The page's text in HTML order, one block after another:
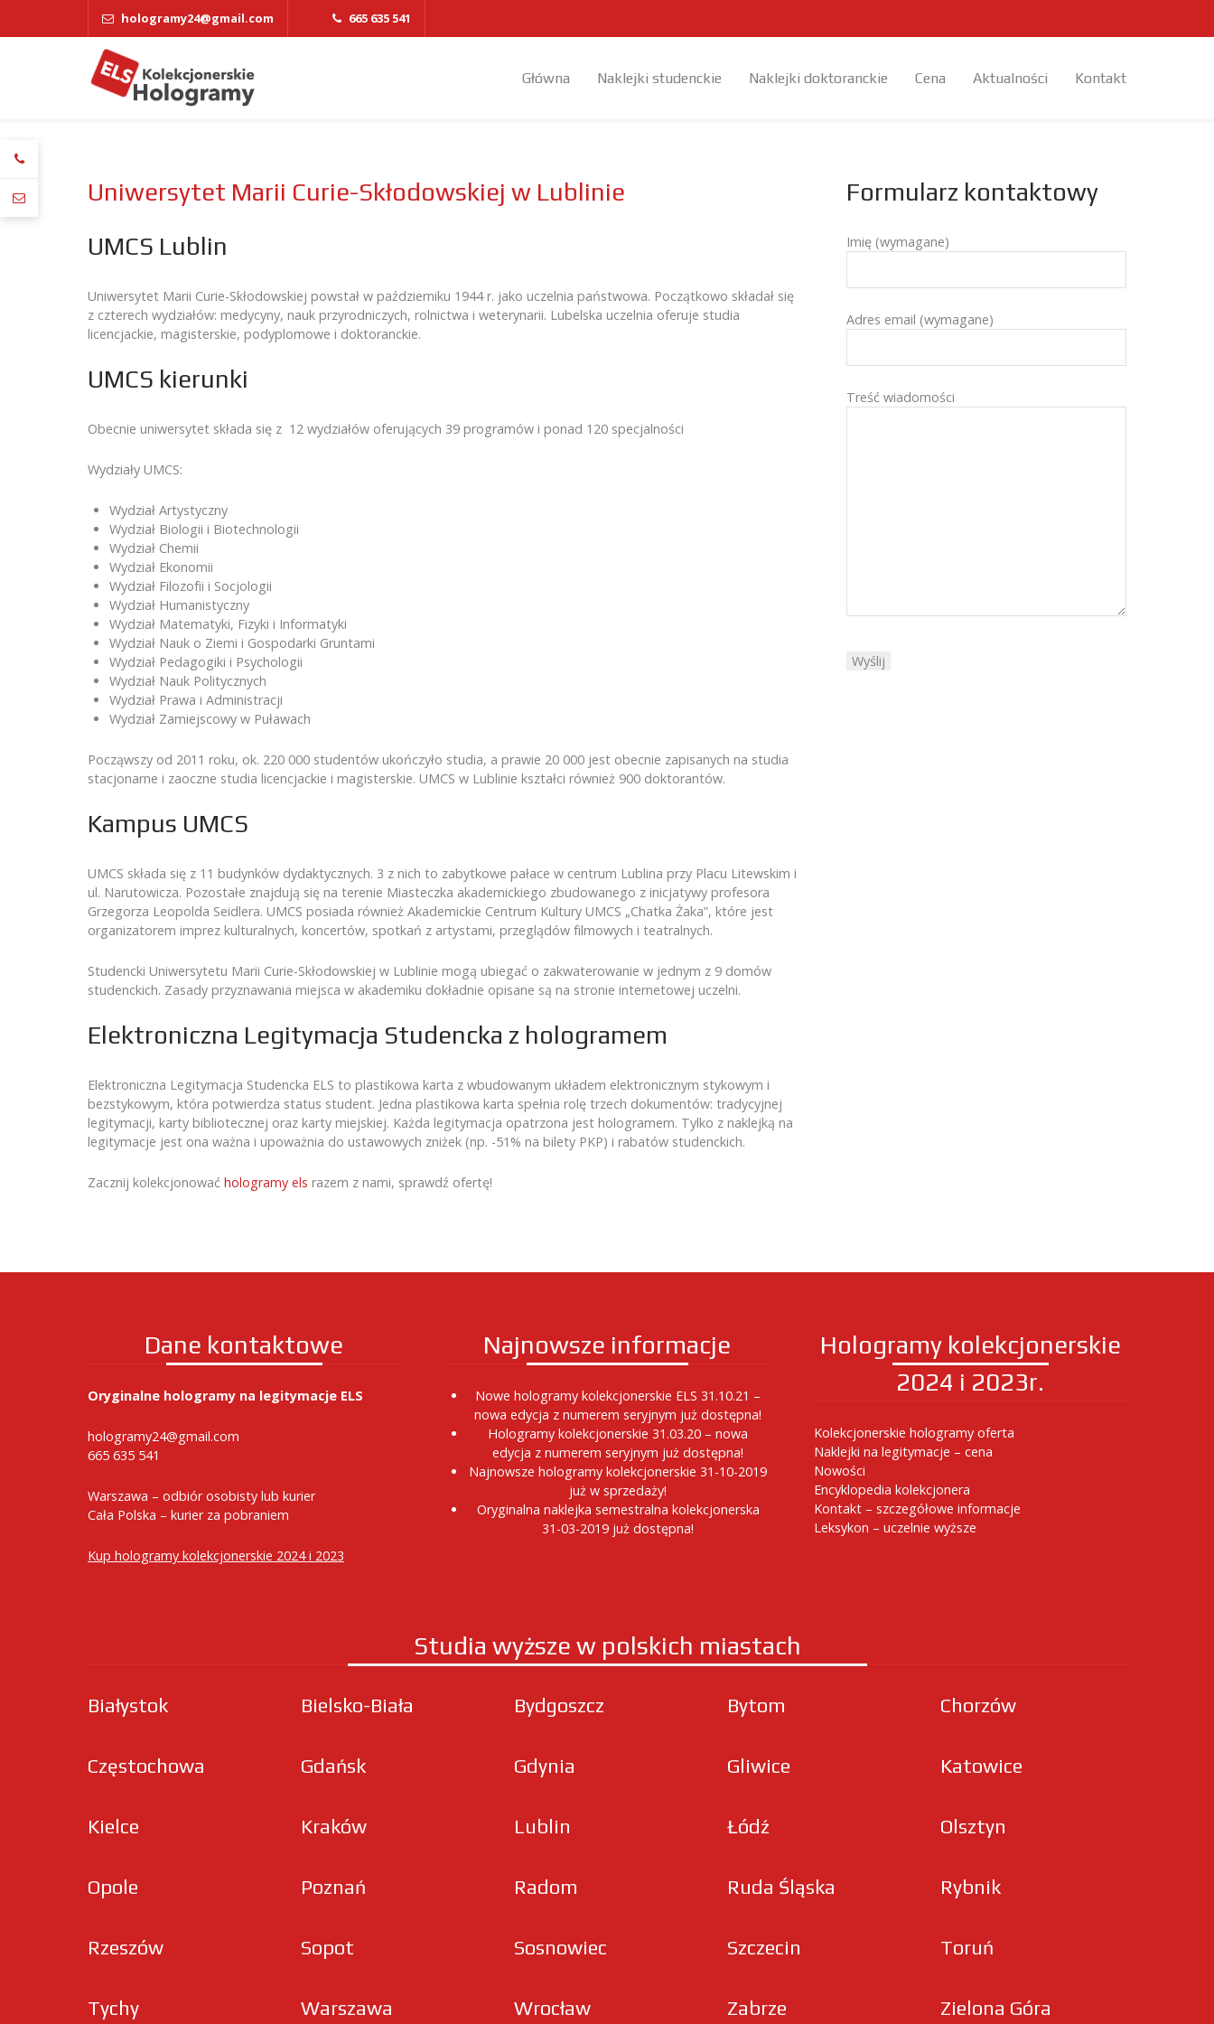
hologramy24@gmail.com 665 635 541
Główna Naklejki studenckie Naklejki doktoranckie Cena Aktualności Kontakt
Uniwersytet Marii Curie-Skłodowskiej w Lublinie
UMCS Lublin
Uniwersytet Marii Curie-Skłodowskiej powstał w październiku 1944 r. jako uczelnia państwowa. Początkowo składał się
z czterech wydziałów: medycyny, nauk przyrodniczych, rolnictwa i weterynarii. Lubelska uczelnia oferuje studia
licencjackie, magisterskie, podyplomowe i doktoranckie.
UMCS kierunki
Obecnie uniwersytet składa się z 12 wydziałów oferujących 39 programów i ponad 120 specjalności
Wydziały UMCS:
Wydział Artystyczny
Wydział Biologii i Biotechnologii
Wydział Chemii
Wydział Ekonomii
Wydział Filozofii i Socjologii
Wydział Humanistyczny
Wydział Matematyki, Fizyki i Informatyki
Wydział Nauk o Ziemi i Gospodarki Gruntami
Wydział Pedagogiki i Psychologii
Wydział Nauk Politycznych
Wydział Prawa i Administracji
Wydział Zamiejscowy w Puławach
Począwszy od 2011 roku, ok. 220 000 studentów ukończyło studia, a prawie 20 000 jest obecnie zapisanych na studia
stacjonarne i zaoczne studia licencjackie i magisterskie. UMCS w Lublinie kształci również 900 doktorantów.
Kampus UMCS
UMCS składa się z 11 budynków dydaktycznych. 3 z nich to zabytkowe pałace w centrum Lublina przy Placu Litewskim i
ul. Narutowicza. Pozostałe znajdują się na terenie Miasteczka akademickiego zbudowanego z inicjatywy profesora
Grzegorza Leopolda Seidlera. UMCS posiada również Akademickie Centrum Kultury UMCS „Chatka Żaka”, które jest
organizatorem imprez kulturalnych, koncertów, spotkań z artystami, przeglądów filmowych i teatralnych.
Studencki Uniwersytetu Marii Curie-Skłodowskiej w Lublinie mogą ubiegać o zakwaterowanie w jednym z 9 domów
studenckich. Zasady przyznawania miejsca w akademiku dokładnie opisane są na stronie internetowej uczelni.
Elektroniczna Legitymacja Studencka z hologramem
Elektroniczna Legitymacja Studencka ELS to plastikowa karta z wbudowanym układem elektronicznym stykowym i
bezstykowym, która potwierdza status student. Jedna plastikowa karta spełnia rolę trzech dokumentów: tradycyjnej
legitymacji, karty bibliotecznej oraz karty miejskiej. Każda legitymacja opatrzona jest hologramem. Tylko z naklejką na
legitymacje jest ona ważna i upoważnia do ustawowych zniżek (np. -51% na bilety PKP) i rabatów studenckich.
Zacznij kolekcjonować hologramy els razem z nami, sprawdź ofertę!
Formularz kontaktowy
Imię (wymagane)
Adres email (wymagane)
Treść wiadomości
Dane kontaktowe
Oryginalne hologramy na legitymacje ELS
hologramy24@gmail.com
665 635 541
Warszawa – odbiór osobisty lub kurier
Cała Polska – kurier za pobraniem
Kup hologramy kolekcjonerskie 2024 i 2023
Najnowsze informacje
Nowe hologramy kolekcjonerskie ELS 31.10.21 –
nowa edycja z numerem seryjnym już dostępna!
Hologramy kolekcjonerskie 31.03.20 – nowa
edycja z numerem seryjnym już dostępna!
Najnowsze hologramy kolekcjonerskie 31-10-2019
już w sprzedaży!
Oryginalna naklejka semestralna kolekcjonerska
31-03-2019 już dostępna!
Hologramy kolekcjonerskie
2024 i 2023r.
Kolekcjonerskie hologramy oferta
Naklejki na legitymacje – cena
Nowości
Encyklopedia kolekcjonera
Kontakt – szczegółowe informacje
Leksykon – uczelnie wyższe
Studia wyższe w polskich miastach
Białystok Bielsko-Biała Bydgoszcz Bytom Chorzów
Częstochowa Gdańsk Gdynia Gliwice Katowice
Kielce Kraków Lublin Łódź Olsztyn
Opole Poznań Radom Ruda Śląska Rybnik
Rzeszów Sopot Sosnowiec Szczecin Toruń
Tychy Warszawa Wrocław Zabrze Zielona Góra